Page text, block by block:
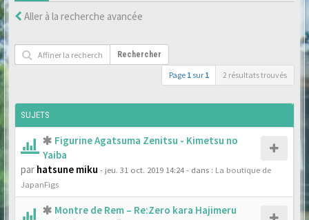
Aller à la recherche avancée
Rechercher
Page 1 sur 1 2 résultats trouvés
SUJETS
Figurine Agatsuma Zenitsu - Kimetsu no
Yaiba
par hatsune miku - jeu. 31 oct. 2019 14:24- dans : La boutique de
JapanFigs
Montre de Rem – Re:Zero kara Hajimeru